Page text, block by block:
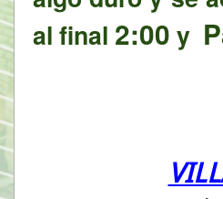
al final 2:00 y